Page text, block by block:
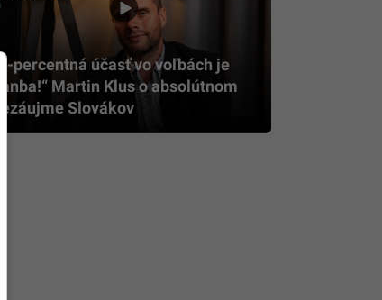
„6-percentná účasť vo voľbách je
hanba!“ Martin Klus o absolútnom
nezáujme Slovákov